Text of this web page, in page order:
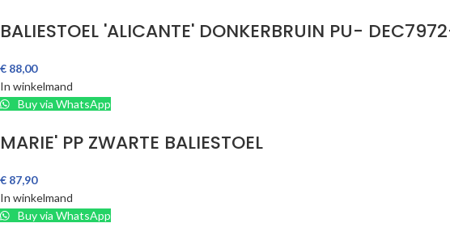
BALIESTOEL 'ALICANTE' DONKERBRUIN PU-
€ 88,00
In winkelmand
Buy via WhatsApp
MARIE' PP ZWARTE BALIESTOEL
€ 87,90
In winkelmand
Buy via WhatsApp